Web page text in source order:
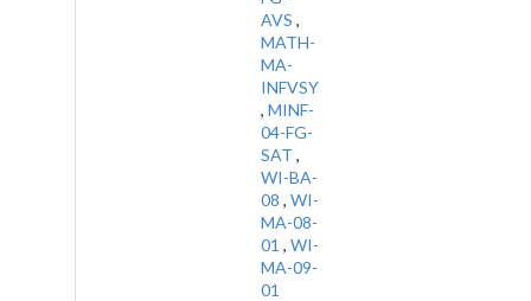
AVS ,
MATH-
MA-
INFVSY
, MINF-
04-FG-
SAT ,
WI-BA-
08 , WI-
MA-08-
01 , WI-
MA-09-
01